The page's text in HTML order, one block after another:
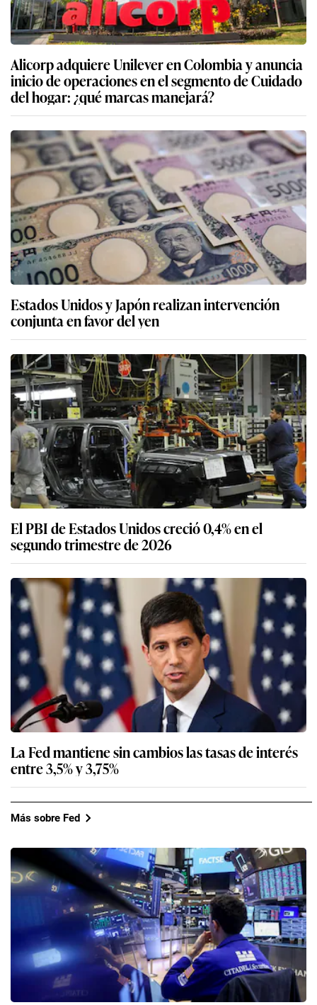
Alicorp adquiere Unilever en Colombia y anuncia
inicio de operaciones en el segmento de Cuidado
del hogar: ¿qué marcas manejará?
Estados Unidos y Japón realizan intervención
conjunta en favor del yen
El PBI de Estados Unidos creció 0,4% en el
segundo trimestre de 2026
La Fed mantiene sin cambios las tasas de interés
entre 3,5% y 3,75%
Más sobre Fed